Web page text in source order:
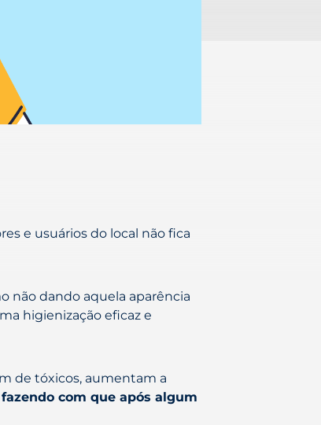
e usuários do local não fica
não dando aquela aparência
higienização eficaz e
de tóxicos, aumentam a
com que após algum